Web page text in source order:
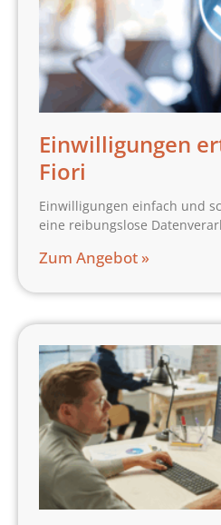
Einwilligungen
Fiori
Einwilligungen einfach und
eine reibungslose
Zum Angebot »